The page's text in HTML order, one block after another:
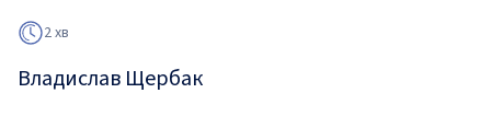
2 хв
Владислав Щербак